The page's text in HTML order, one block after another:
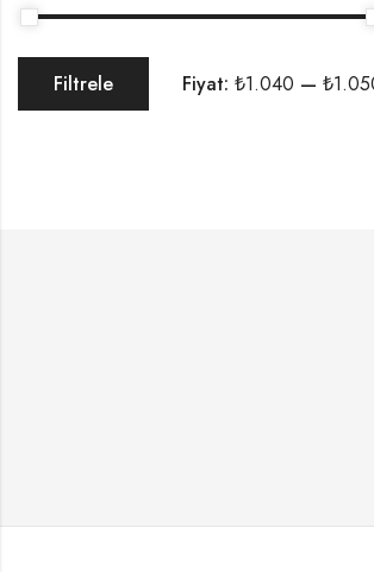
Filtrele Fiyat: ₺1.040 —